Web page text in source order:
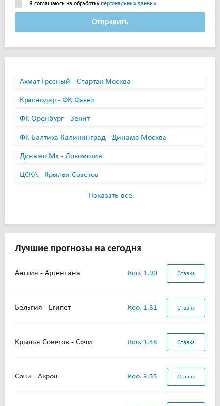
Я соглашаюсь на обработкуперсональных данных
Отправить
Ахмат Грозный - Спартак Москва
Краснодар - ФК Факел
ФК Оренбург - Зенит
ФК Балтика Калининград - Динамо Москва
Динамо Мх - Локомотив
ЦСКА - Крылья Советов
Показать все
Лучшие прогнозы на сегодня
Англия - Аргентина Коф. 1.90 Ставка
Бельгия - Египет Коф. 1.81 Ставка
Крылья Советов - Сочи Коф. 1.48 Ставка
Сочи - Акрон Коф. 3.55 Ставка